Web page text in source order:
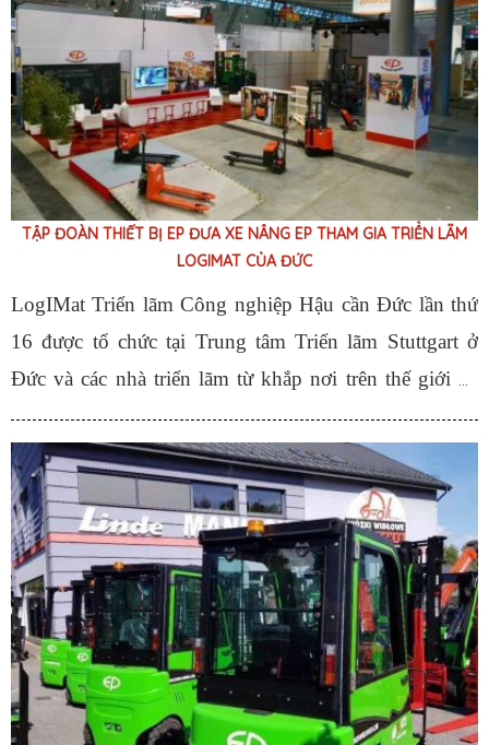
TẬP ĐOÀN THIẾT BỊ EP ĐƯA XE NÂNG EP THAM GIA TRIỂN LÃM
LOGIMAT CỦA ĐỨC
LogIMat Triển lãm Công nghiệp Hậu cần Đức lần thứ
16 được tổ chức tại Trung tâm Triển lãm Stuttgart ở
Đức và các nhà triển lãm từ khắp nơi trên thế giới đã
tham gia.Tập đoàn Zhongli ( EP Equipment Group )
đã trưng bày nhiều xe nâng điện cho khách hàng trên
toàn thế giới. Những thiết bị này bao gồm xe nâng tay
nhỏ, cỡ trung phổ biến nhất thế giới, cũng như
xe nâng
điện mininhẹ được thiết kế cho ngành bán lẻ và lối đi
hẹp.